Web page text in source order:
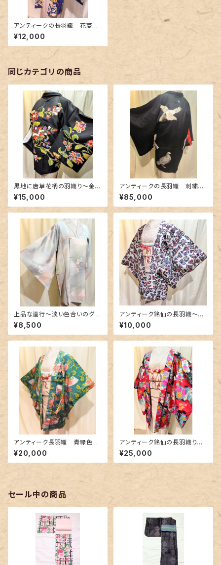
アンティークの長羽織 花菱柄
～綺麗な瑠璃色～
¥12,000
同じカテゴリの商品
黒地に唐草花柄の羽織り〜金彩
と金駒刺繍〜
¥15,000
アンティークの長羽織 刺繍〜
鳩柄の逸品〜
¥85,000
上品な道行〜淡い色合いのグラ
デーション〜
¥8,500
アンティーク銘仙の長羽織〜絵
本のような柄〜
¥10,000
アンティーク長羽織 青緑色に
蔦唐草花柄〜銘仙〜
¥20,000
アンティーク銘仙の長羽織り～
カラフルな花柄に花緑青色の差
し色～
¥25,000
セール中の商品